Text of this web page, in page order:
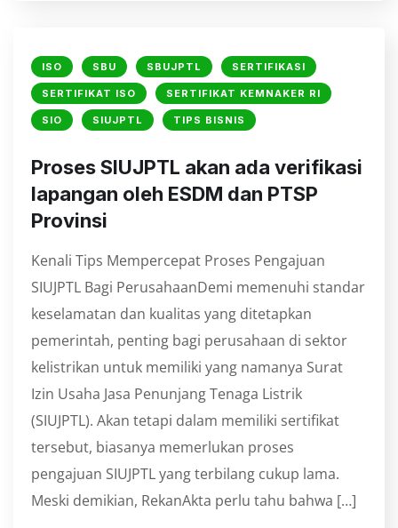
ISO SBU SBUJPTL SERTIFIKASI
SERTIFIKAT ISO SERTIFIKAT KEMNAKER RI
SIO SIUJPTL TIPS BISNIS
⁠Proses SIUJPTL akan ada verifikasi
lapangan oleh ESDM dan PTSP
Provinsi
Kenali Tips Mempercepat Proses Pengajuan
SIUJPTL Bagi PerusahaanDemi memenuhi standar
keselamatan dan kualitas yang ditetapkan
pemerintah, penting bagi perusahaan di sektor
kelistrikan untuk memiliki yang namanya Surat
Izin Usaha Jasa Penunjang Tenaga Listrik
(SIUJPTL). Akan tetapi dalam memiliki sertifikat
tersebut, biasanya memerlukan proses
pengajuan SIUJPTL yang terbilang cukup lama.
Meski demikian, RekanAkta perlu tahu bahwa […]